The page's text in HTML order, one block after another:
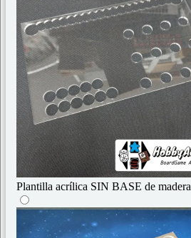
Plantilla acrílica SIN BASE de madera